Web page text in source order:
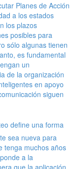
Planes de Acción
a los estados
los plazos
posibles para
sólo algunas tienen
es fundamental
un
de la organización
en apoyo
siguen
define una forma
sea nueva para
tenga muchos años
a la
que la aplicación